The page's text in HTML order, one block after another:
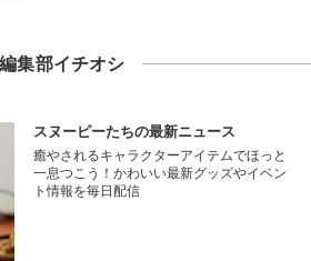
編集部イチオシ
スヌーピーたちの最新ニュース
癒やされるキャラクターアイテムでほっと
一息つこう！かわいい最新グッズやイベン
ト情報を毎日配信